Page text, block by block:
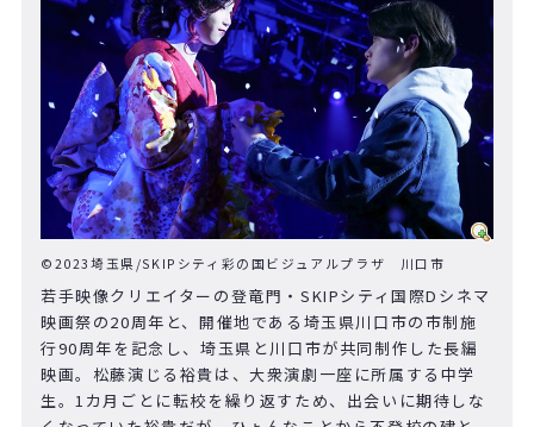
©2023埼玉県/SKIPシティ彩の国ビジュアルプラザ 川口市
若手映像クリエイターの登竜門・SKIPシティ国際Dシネマ
映画祭の20周年と、開催地である埼玉県川口市の市制施
行90周年を記念し、埼玉県と川口市が共同制作した長編
映画。松藤演じる裕貴は、大衆演劇一座に所属する中学
生。1カ月ごとに転校を繰り返すため、出会いに期待しな